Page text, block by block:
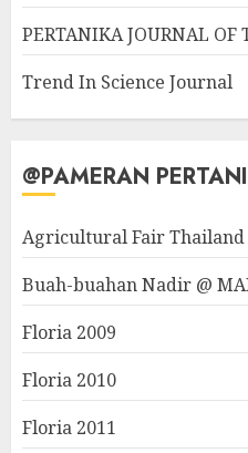
PERTANIKA JOURNAL OF
Trend In Science Journal
@PAMERAN
Agricultural Fair Thailand
Buah-buahan Nadir @
Floria 2009
Floria 2010
Floria 2011